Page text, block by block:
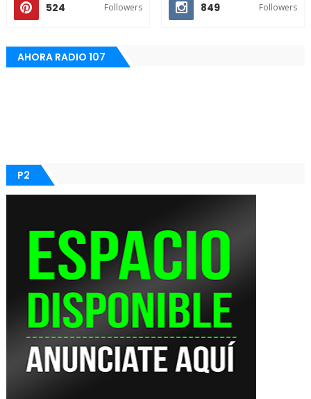
524 Followers 849 Followers
AHORA RADIO 107
P2